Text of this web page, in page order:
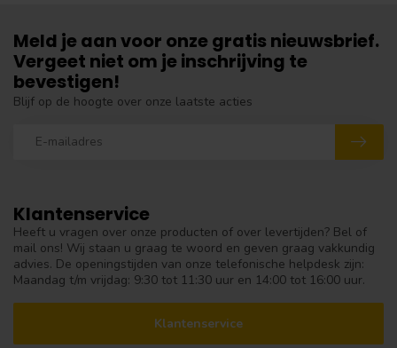
Klantenservice
Heeft u vragen over onze producten of over levertijden? Bel of
mail ons! Wij staan u graag te woord en geven graag vakkundig
advies. De openingstijden van onze telefonische helpdesk zijn:
Maandag t/m vrijdag: 9:30 tot 11:30 uur en 14:00 tot 16:00 uur.
Klantenservice
Meld je aan voor onze gratis nieuwsbrief.
Vergeet niet om je inschrijving te
bevestigen!
Blijf op de hoogte over onze laatste acties